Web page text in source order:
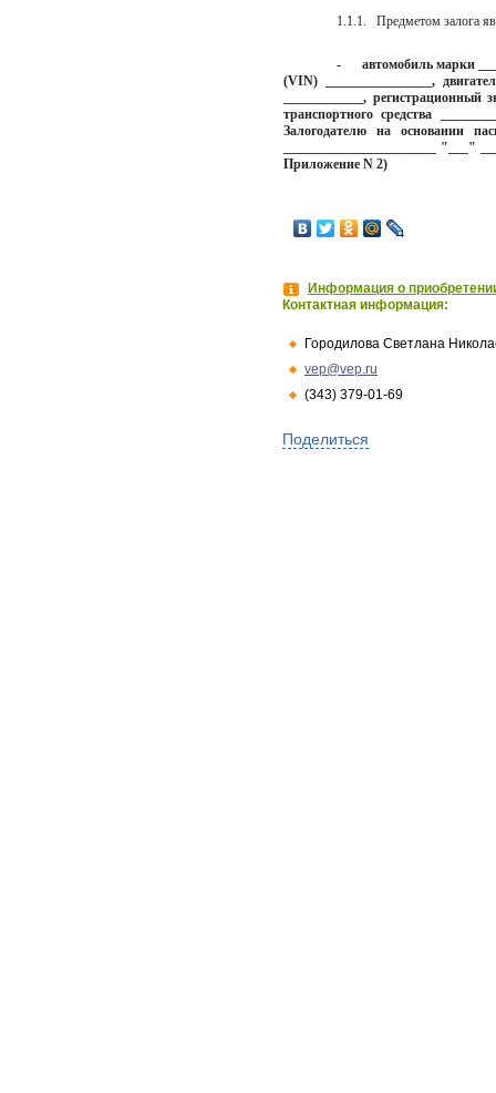
1.1.1. Предметом залога
-
автомобиль марки
(VIN) ________________,
____________, регистрационный
транспортного средства
Залогодателю на основании
_______________________ "___"
Приложение N 2)
Информация о
Контактная информация:
Городилова Светлана
vep@vep.ru
(343) 379-01-69
Поделиться